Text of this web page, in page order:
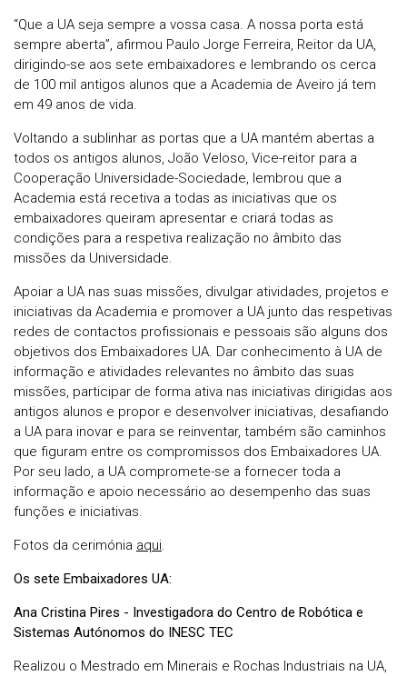
“Que a UA seja sempre a vossa casa. A nossa porta está
sempre aberta”, afirmou Paulo Jorge Ferreira, Reitor da UA,
dirigindo-se aos sete embaixadores e lembrando os cerca
de 100 mil antigos alunos que a Academia de Aveiro já tem
em 49 anos de vida.
Voltando a sublinhar as portas que a UA mantém abertas a
todos os antigos alunos, João Veloso, Vice-reitor para a
Cooperação Universidade-Sociedade, lembrou que a
Academia está recetiva a todas as iniciativas que os
embaixadores queiram apresentar e criará todas as
condições para a respetiva realização no âmbito das
missões da Universidade.
Apoiar a UA nas suas missões, divulgar atividades, projetos e
iniciativas da Academia e promover a UA junto das respetivas
redes de contactos profissionais e pessoais são alguns dos
objetivos dos Embaixadores UA. Dar conhecimento à UA de
informação e atividades relevantes no âmbito das suas
missões, participar de forma ativa nas iniciativas dirigidas aos
antigos alunos e propor e desenvolver iniciativas, desafiando
a UA para inovar e para se reinventar, também são caminhos
que figuram entre os compromissos dos Embaixadores UA.
Por seu lado, a UA compromete-se a fornecer toda a
informação e apoio necessário ao desempenho das suas
funções e iniciativas.
Fotos da cerimónia aqui.
Os sete Embaixadores UA:
Ana Cristina Pires - Investigadora do Centro de Robótica e
Sistemas Autónomos do INESC TEC
Realizou o Mestrado em Minerais e Rochas Industriais na UA,